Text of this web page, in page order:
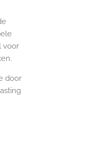
voor
door